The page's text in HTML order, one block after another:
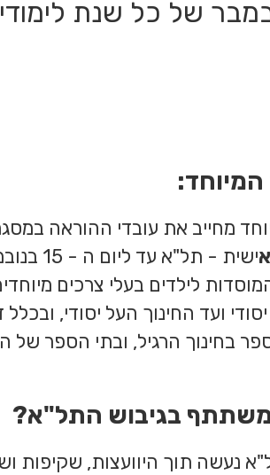
המיוחד:
מחייב את עובדי ההוראה
א
ישית -
לילדים בעלי צרכים
ועד החינוך העל יסודי, ובכלל
בחינוך הרגיל, ובתי הספר של
משתתף בגיבוש התל"א?
נעשה תוך היוועצות, שקיפות